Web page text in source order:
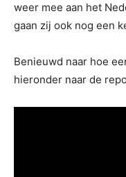
weer mee aan het
gaan zij ook nog een
Benieuwd naar hoe
hieronder naar de